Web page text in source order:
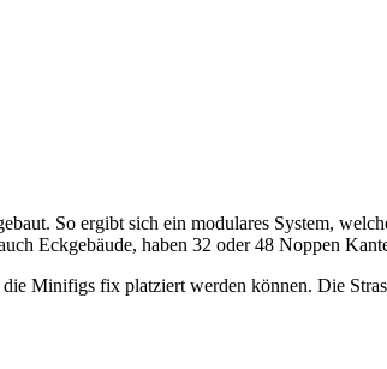
So ergibt sich ein modulares System,
Eckgebäude, haben 32 oder 48 Noppen
Minifigs fix platziert werden können. Die